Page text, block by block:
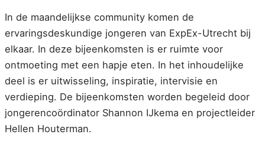
In de maandelijkse community komen de
ervaringsdeskundige jongeren van ExpEx-Utrecht bij
elkaar. In deze bijeenkomsten is er ruimte voor
ontmoeting met een hapje eten. In het inhoudelijke
deel is er uitwisseling, inspiratie, intervisie en
verdieping. De bijeenkomsten worden begeleid door
jongerencoördinator Shannon IJkema en projectleider
Hellen Houterman.